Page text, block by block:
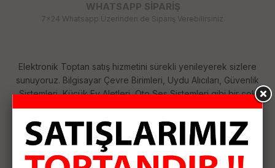
WHATSAPP SİPARİŞ
7x24 Whatsapp Üzerinden de Sipariş Verebilirsiniz.
Elektronik Toptan satış hizmetini sürekli yenileyerek sizlere
sunuyoruz. Bilgisayar Çevre Birimleri, Uydu Alıcıları, Güvenlik
Sistemleri, Küçük Ev Aletleri, Oto Ses Sistemleri gibi bir çok
kategoride her geçen gün çeşitlerimizi arttırıyoruz. Size
sağladığımız bu çeşitlilik ile ihtiyaçlarınızı tek merkezden
karşılamanızı sağlıyoruz. Siparişlerinizi özenle hazırlayıp
anlaşmalı kargo firması ile hızlı bir şekilde size ulaştırıyoruz.